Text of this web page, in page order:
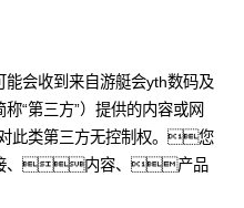
会收到来自游艇会yth数码及
“第三方”）提供的内容或网
类第三方无控制权。您
接、内容、产品